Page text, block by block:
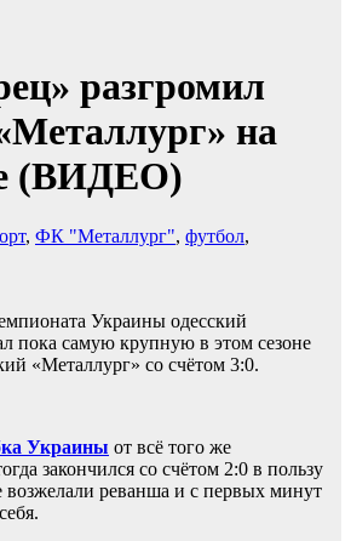
разгромил
на
(ВИДЕО)
, ФК "Металлург", футбол,
Украины одесский
пока самую крупную в этом сезоне
«Металлург» со счётом 3:0.
Украины от всё того же
закончился со счётом 2:0 в пользу
возжелали реванша и с первых минут